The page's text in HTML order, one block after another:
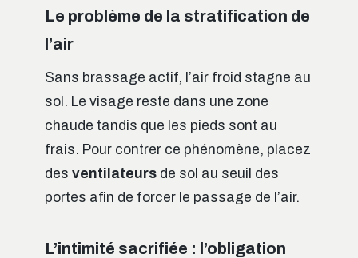
Le problème de la stratification de
l’air
Sans brassage actif, l’air froid stagne au
sol. Le visage reste dans une zone
chaude tandis que les pieds sont au
frais. Pour contrer ce phénomène, placez
des ventilateurs de sol au seuil des
portes afin de forcer le passage de l’air.
L’intimité sacrifiée : l’obligation